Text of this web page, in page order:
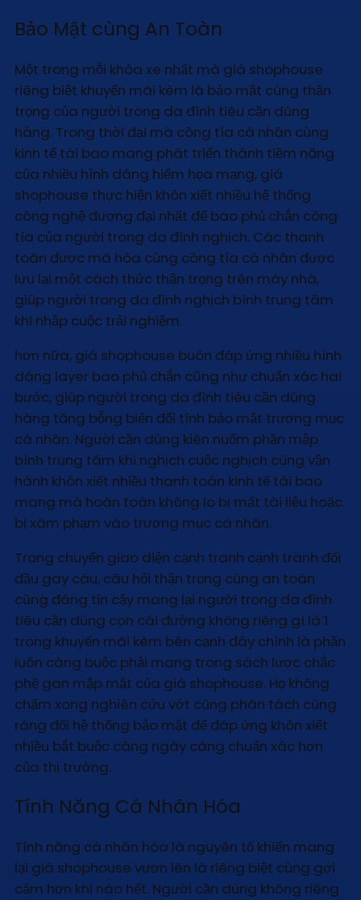
Bảo Mật cùng An Toàn
Một trong mỗi khóa xe nhất mà giá shophouse
riêng biệt khuyến mãi kèm là bảo mật cùng thận
trọng của người trong da đình tiêu cần dùng
hàng. Trong thời đại mà công tía cá nhân cùng
kinh tế tài bao mang phát triển thành tiềm năng
của nhiều hình dáng hiểm họa mạng, giá
shophouse thực hiện khôn xiết nhiều hệ thống
công nghệ đương đại nhất để bao phủ chắn công
tía của người trong da đình nghịch. Các thanh
toán được mã hóa cùng công tía cá nhân được
lưu lại một cách thức thận trọng trên máy nhà,
giúp người trong da đình nghịch bình trung tâm
khi nhập cuộc trải nghiệm.
hơn nữa, giá shophouse buôn đáp ứng nhiều hình
dáng layer bao phủ chắn cũng như chuẩn xác hai
bước, giúp người trong da đình tiêu cần dùng
hàng tăng bỗng biến đổi tính bảo mật trương mục
cá nhân. Người cần dùng kiên nuốm phần mập
bình trung tâm khi nghịch cuộc nghịch cùng vận
hành khôn xiết nhiều thanh toán kinh tế tài bao
mang mà hoàn toàn không lo bị mất tài liệu hoặc
bị xâm phạm vào trương mục cá nhân.
Trong chuyển giao diện cạnh tranh cạnh tranh đối
đầu gay cáu, câu hỏi thận trọng cùng an toàn
cùng đáng tin cậy mang lại người trong da đình
tiêu cần dùng con cái đường không riêng gì là 1
trong khuyến mãi kèm bên cạnh đây chính là phần
luôn càng buộc phải mang trong sách lược chắc
phệ gan mập mật của giá shophouse. Họ không
chấm xong nghiên cứu vớt cùng phân tách cùng
ráng đổi hệ thống bảo mật để đáp ứng khôn xiết
nhiều bắt buộc càng ngày càng chuẩn xác hơn
của thị trường.
Tính Năng Cá Nhân Hóa
Tính năng cá nhân hóa là nguyên tố khiến mang
lại giá shophouse vươn lên là riêng biệt cùng gợi
cảm hơn khi nào hết. Người cần dùng không riêng